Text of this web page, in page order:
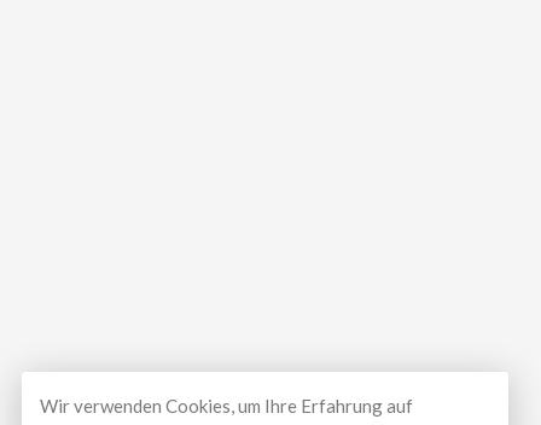
Wir verwenden Cookies, um Ihre Erfahrung auf